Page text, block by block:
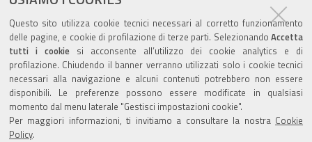
Questo sito utilizza cookie tecnici necessari al corretto funzionamento
delle pagine, e cookie di profilazione di terze parti. Selezionando Accetta
tutti i cookiesi acconsente all’utilizzo dei cookie analytics e di
profilazione. Chiudendo il banner verranno utilizzati solo i cookie tecnici
necessari alla navigazione e alcuni contenuti potrebbero non essere
disponibili. Le preferenze possono essere modificate in qualsiasi
momento dal menu laterale "Gestisci impostazioni cookie".
Per maggiori informazioni, ti invitiamo a consultare la nostra Cookie
Policy.